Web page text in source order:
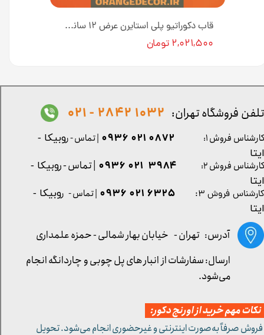
قاب دکوراتیو پلی استایرن عرض ۱۲ سانت کد B12-18 [انبار تهران]
۲,۰۲۱,۵۰۰ تومان
کارشناس فروش ۳: ۶۳۲۵ ۰۲۱ ۰۹۳۶ | تماس - روبیکا -
ایتا
آدرس: تهران - خیابان بهار شمالی - حمزه علمداری
تلفن فروشگاه تهران: 1032 2842 - 021
مهم خرید از اورنج دکور:
صرفاً به‌صورت اینترنتی و غیرحضوری انجام می‌شود. تحویل
کارشناس فروش ۱: 0872 021 0936 | تماس - روبیکا -
ایتا
کارشناس فروش ۲:
۳۹۸۴ ۰۲۱ ۰۹۳۶ | تماس - روبیکا -
ایتا
ارسال: سفارشات از انبار های پل چوبی و چاردانگه انجام
می‌شود.